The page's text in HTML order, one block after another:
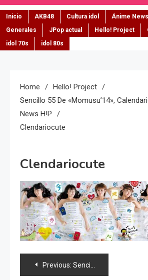
Inicio AKB48 Cultura idol Ánime News
Generales
JPop actual Hello! Project
idol 70s
idol 80s
Home
Hello! Project
Sencillo 55 De «Momusu’14»,
News H!P
Clendariocute
Clendariocute
Navegación
Previous: Sencillo 55 de «Momusu’14», calendario de «°C-ute» y news H!P